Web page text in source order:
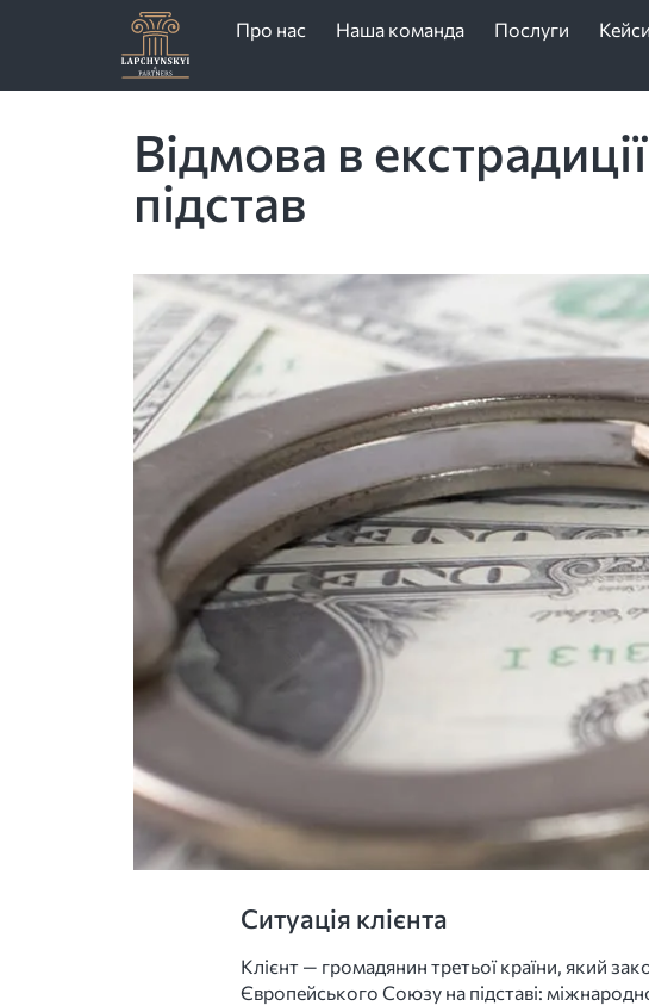
Про нас Наша команда Послуги Кейси
Відмова в
підстав
Ситуація клієнта
Клієнт — громадянин третьої країни, який
Європейського Союзу на підставі: